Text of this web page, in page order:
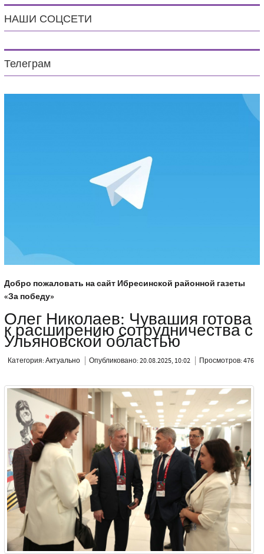
НАШИ СОЦСЕТИ
Телеграм
Добро пожаловать на сайт Ибресинской районной газеты
«За победу»
Олег Николаев: Чувашия готова
к расширению сотрудничества с
Ульяновской областью
Категория: Актуально Опубликовано: 20.08.2025, 10:02 Просмотров: 476